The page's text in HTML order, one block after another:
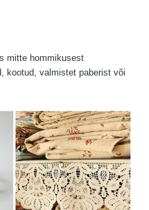
mitte hommikusest
kootud, valmistet paberist või